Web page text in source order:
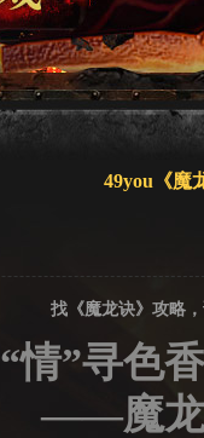
49you《魔
找《魔龙诀》攻略
“情”寻色
——魔